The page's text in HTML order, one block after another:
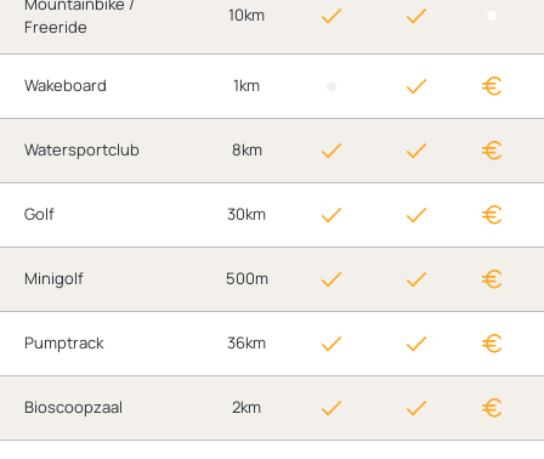
Freeride
10km
Wakeboard 1km
Watersportclub 8km
Golf 30km
Minigolf 500m
Pumptrack 36km
Bioscoopzaal 2km